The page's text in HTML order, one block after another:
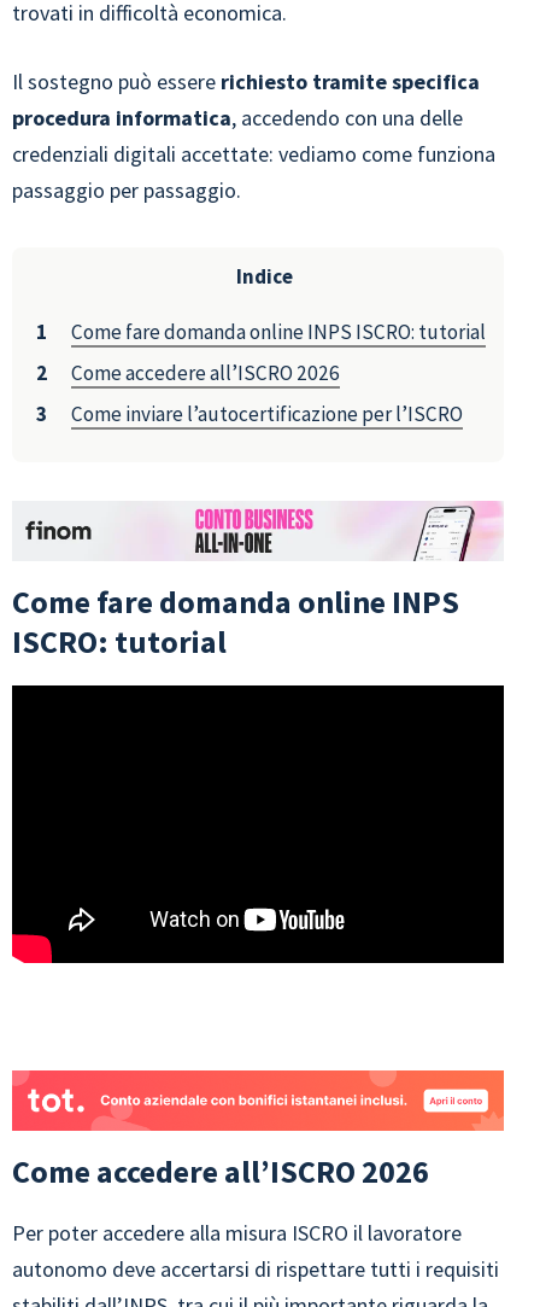
trovati in difficoltà economica.
Il sostegno può essere richiesto tramite specifica
procedura informatica, accedendo con una delle
credenziali digitali accettate: vediamo come funziona
passaggio per passaggio.
Indice
Come fare domanda online INPS ISCRO: tutorial
Come accedere all’ISCRO 2026
Come inviare l’autocertificazione per l’ISCRO
Come fare domanda online INPS
ISCRO: tutorial
Come accedere all’ISCRO 2026
Per poter accedere alla misura ISCRO il lavoratore
autonomo deve accertarsi di rispettare tutti i requisiti